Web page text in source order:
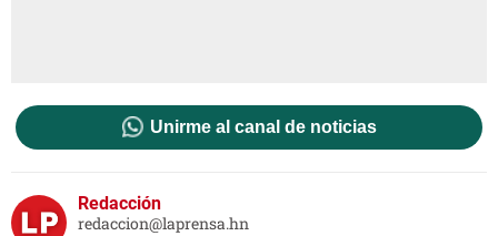
Unirme al canal de noticias
Redacción
redaccion@laprensa.hn